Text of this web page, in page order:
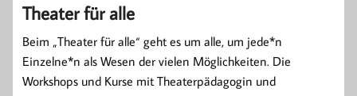
Theater für alle
Beim „Theater für alle“ geht es um alle, um jede*n
Einzelne*n als Wesen der vielen Möglichkeiten. Die
Workshops und Kurse mit Theaterpädagogin und